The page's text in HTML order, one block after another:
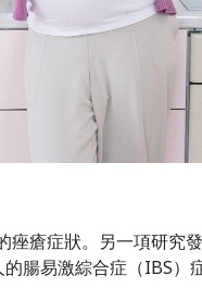
瘡症狀。另一項研究
腸易激綜合症（IBS）症